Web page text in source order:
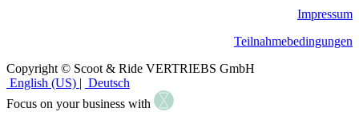
Impressum
Teilnahmebedingungen
Copyright © Scoot & Ride VERTRIEBS GmbH
English (US) | Deutsch
Focus on your business with